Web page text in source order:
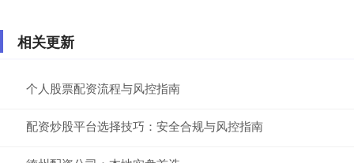
相关更新
个人股票配资流程与风控指南
配资炒股平台选择技巧：安全合规与风控指南